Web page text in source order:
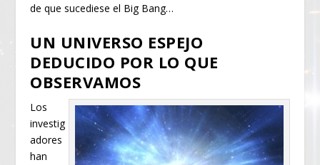
de que sucediese el Big Bang…
UN UNIVERSO ESPEJO
DEDUCIDO POR LO QUE
OBSERVAMOS
Los
investig
adores
han